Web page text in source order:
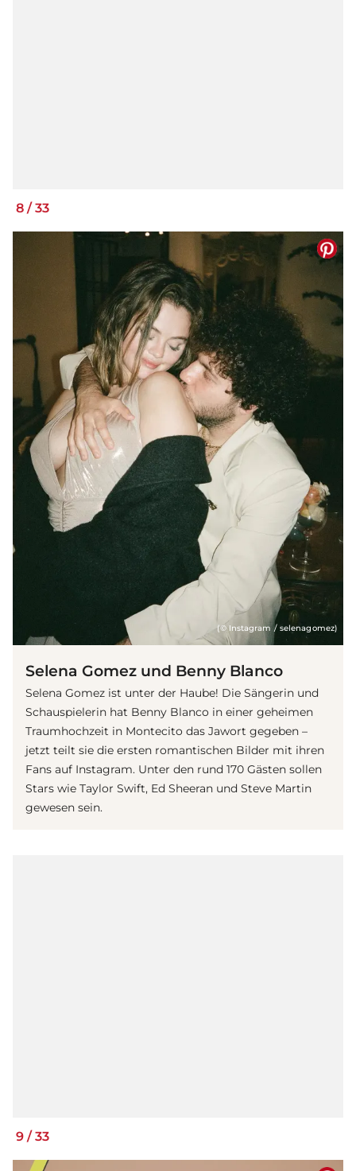
8 /33
(© Instagram / selenagomez)
Selena Gomez und Benny Blanco
Selena Gomez ist unter der Haube! Die Sängerin und
Schauspielerin hat Benny Blanco in einer geheimen
Traumhochzeit in Montecito das Jawort gegeben –
jetzt teilt sie die ersten romantischen Bilder mit ihren
Fans auf Instagram. Unter den rund 170 Gästen sollen
Stars wie Taylor Swift, Ed Sheeran und Steve Martin
gewesen sein.
9 /33